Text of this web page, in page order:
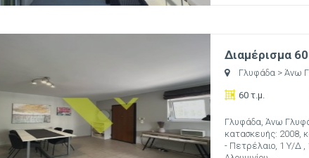
Διαμέρισμα
Γλυφάδα > Άνω
60 τ.μ.
Γλυφάδα, Άνω
κατασκευής: 2008,
- Πετρέλαιο, 1 Υ/Δ ,